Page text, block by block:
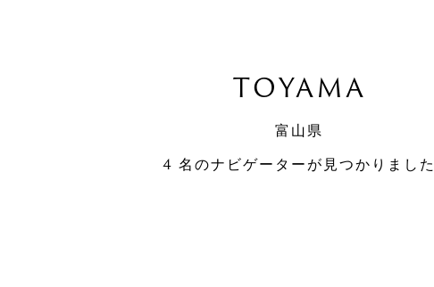
TOYAMA
富山県
4 名のナビゲーターが見つかりました